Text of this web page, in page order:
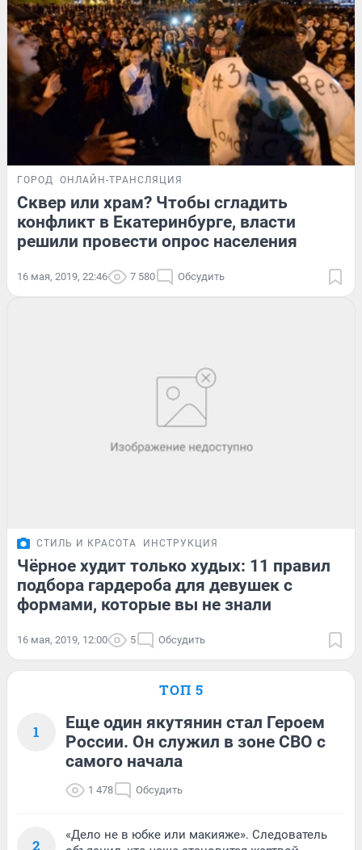
ГОРОД ОНЛАЙН-ТРАНСЛЯЦИЯ
Сквер или храм? Чтобы сгладить
конфликт в Екатеринбурге, власти
решили провести опрос населения
16 мая, 2019, 22:46 7 580 Обсудить
СТИЛЬ И КРАСОТА ИНСТРУКЦИЯ
Чёрное худит только худых: 11 правил
подбора гардероба для девушек с
формами, которые вы не знали
16 мая, 2019, 12:00 5 Обсудить
ТОП 5
1
Еще один якутянин стал Героем
России. Он служил в зоне СВО с
самого начала
1 478 Обсудить
2
«Дело не в юбке или макияже». Следователь